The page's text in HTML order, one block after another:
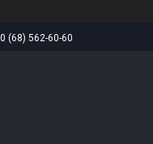
(68) 562-60-60